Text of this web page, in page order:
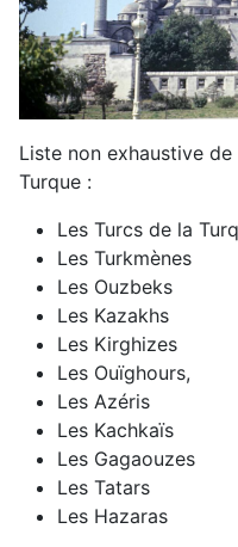
Liste non exhaustive de
Turque :
Les Turcs de la
Les Turkmènes
Les Ouzbeks
Les Kazakhs
Les Kirghizes
Les Ouïghours,
Les Azéris
Les Kachkaïs
Les Gagaouzes
Les Tatars
Les Hazaras